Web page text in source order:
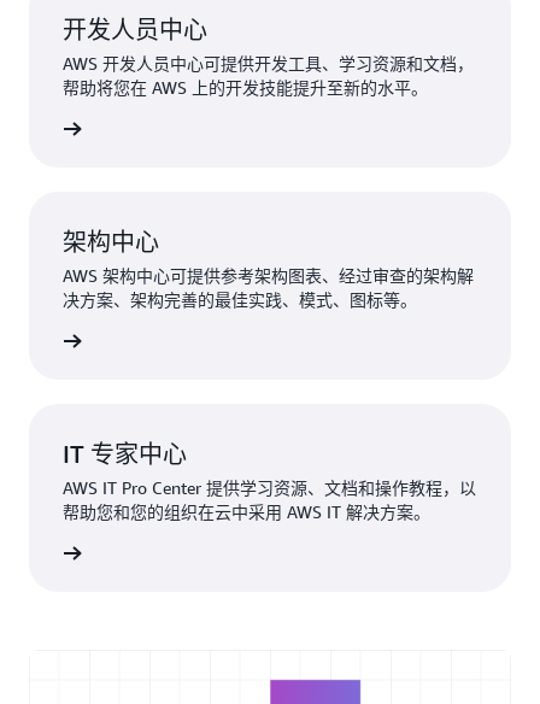
开发人员中心
AWS 开发人员中心可提供开发工具、学习资源和文档，
帮助将您在 AWS 上的开发技能提升至新的水平。
架构中心
AWS 架构中心可提供参考架构图表、经过审查的架构解
决方案、架构完善的最佳实践、模式、图标等。
IT 专家中心
AWS IT Pro Center 提供学习资源、文档和操作教程，以
帮助您和您的组织在云中采用 AWS IT 解决方案。